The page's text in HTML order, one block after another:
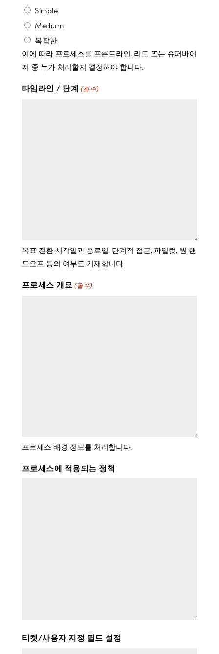
Simple
Medium
복잡한
이에 따라 프로세스를 프론트라인, 리드 또는 슈퍼바이
저 중 누가 처리할지 결정해야 합니다.
타임라인 / 단계 (필수)
목표 전환 시작일과 종료일, 단계적 접근, 파일럿, 웜 핸
드오프 등의 여부도 기재합니다.
프로세스 개요 (필수)
프로세스 배경 정보를 처리합니다.
프로세스에 적용되는 정책
티켓/사용자 지정 필드 설정